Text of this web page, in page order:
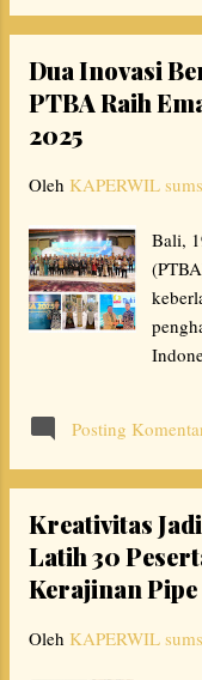
alat
Dua Inovasi
PTBA Raih
2025
Oleh KAPERWIL
Bali,
Posting
Kreativitas
Latih 30
Kerajinan
Oleh KAPERWIL